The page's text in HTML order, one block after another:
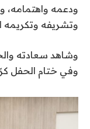
ودعمه واهتمامه،
وتشريفه وتكريمه
وشاهد سعادته
وفي ختام الحفل